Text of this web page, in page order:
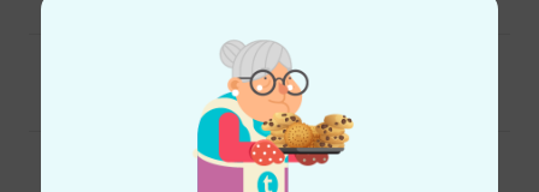
DJ příslušenství